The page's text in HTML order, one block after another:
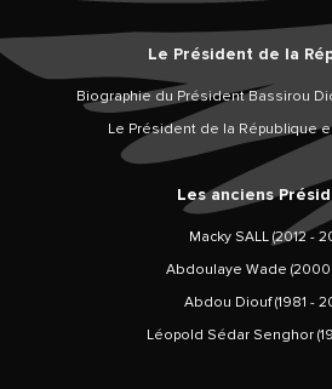
Le Président de la
Biographie du Président Bassirou
Le Président de la République
Les anciens
Macky SALL (2012 -
Abdoulaye Wade (2000
Abdou Diouf (1981 -
Léopold Sédar Senghor